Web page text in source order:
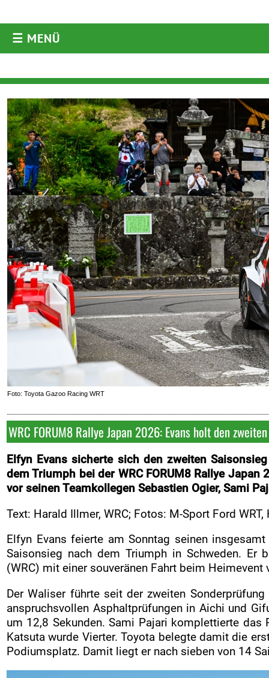
☰ MENÜ
Aktuelles
Archiv
ORM
ARC
WRC
ERC
DRM
Historic
Diverses
FOTOS
Fotoarchiv
VIDEOS
Videoarchiv
KONTAKT
Kontakt
ORM
ARC
Foto: Toyota Gazoo Racing WRT
WRC FORUM8 Rallye Japan 2026: Evans holt den
Elfyn Evans sicherte sich den zweiten
dem Triumph bei der WRC FORUM8 Rallye
vor seinen Teamkollegen Sebastien Ogier, Sami
Text: Harald Illmer, WRC; Fotos: M-Sport Ford
Elfyn Evans feierte am Sonntag seinen
Saisonsieg nach dem Triumph in Schweden. Er
(WRC) mit einer souveränen Fahrt beim
Der Waliser führte seit der zweiten
anspruchsvollen Asphaltprüfungen in Aichi und
um 12,8 Sekunden. Sami Pajari komplettierte
Katsuta wurde Vierter. Toyota belegte damit die
Podiumsplatz. Damit liegt er nach sieben von 14